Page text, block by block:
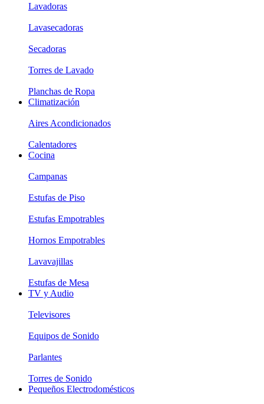
Lavadoras
Lavasecadoras
Secadoras
Torres de Lavado
Planchas de Ropa
Climatización
Aires Acondicionados
Calentadores
Cocina
Campanas
Estufas de Piso
Estufas Empotrables
Hornos Empotrables
Lavavajillas
Estufas de Mesa
TV y Audio
Televisores
Equipos de Sonido
Parlantes
Torres de Sonido
Pequeños Electrodomésticos